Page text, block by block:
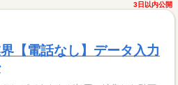
3日以内公開
【電話なし】データ入力